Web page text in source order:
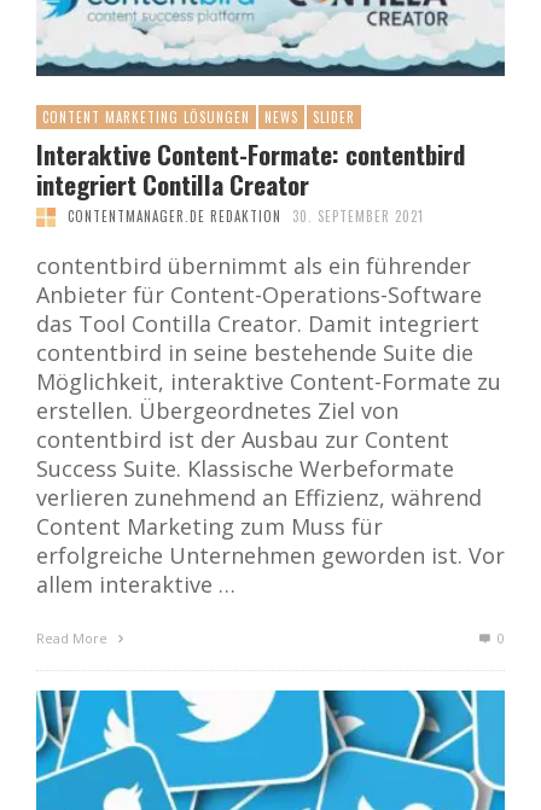
CONTENT MARKETING LÖSUNGEN NEWS SLIDER
Interaktive Content-Formate: contentbird
integriert Contilla Creator
CONTENTMANAGER.DE REDAKTION 30. SEPTEMBER 2021
contentbird übernimmt als ein führender
Anbieter für Content-Operations-Software
das Tool Contilla Creator. Damit integriert
contentbird in seine bestehende Suite die
Möglichkeit, interaktive Content-Formate zu
erstellen. Übergeordnetes Ziel von
contentbird ist der Ausbau zur Content
Success Suite. Klassische Werbeformate
verlieren zunehmend an Effizienz, während
Content Marketing zum Muss für
erfolgreiche Unternehmen geworden ist. Vor
allem interaktive …
Read More 0